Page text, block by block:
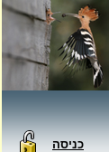
כניסה